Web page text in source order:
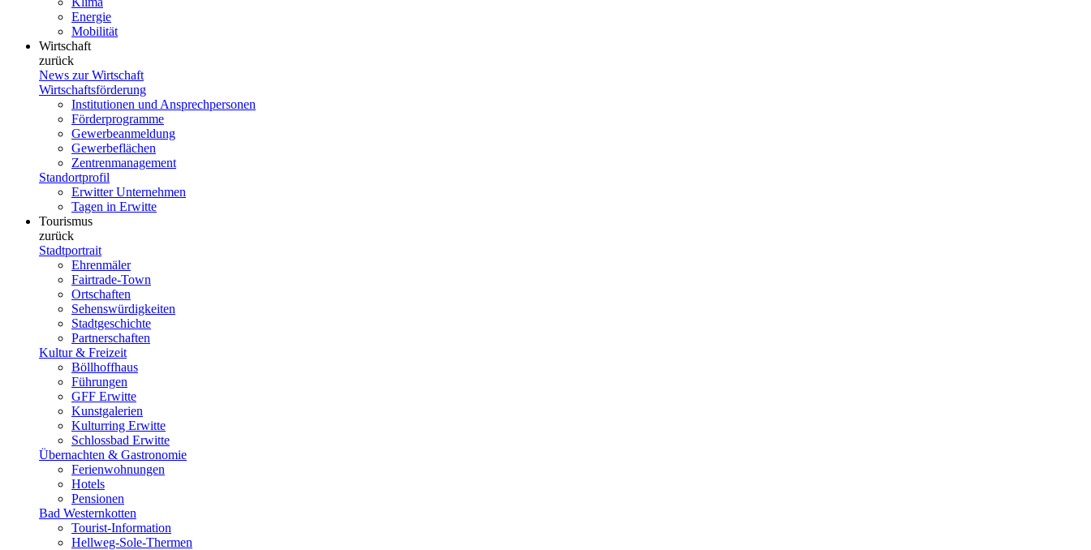
Energie
Mobilität
Wirtschaft
zurück
News zur Wirtschaft
Wirtschaftsförderung
Institutionen und Ansprechpersonen
Förderprogramme
Gewerbeanmeldung
Gewerbeflächen
Zentrenmanagement
Standortprofil
Erwitter Unternehmen
Tagen in Erwitte
Tourismus
zurück
Stadtportrait
Ehrenmäler
Fairtrade-Town
Ortschaften
Sehenswürdigkeiten
Stadtgeschichte
Partnerschaften
Kultur & Freizeit
Böllhoffhaus
Führungen
GFF Erwitte
Kunstgalerien
Kulturring Erwitte
Schlossbad Erwitte
Übernachten & Gastronomie
Ferienwohnungen
Hotels
Pensionen
Bad Westernkotten
Tourist-Information
Hellweg-Sole-Thermen